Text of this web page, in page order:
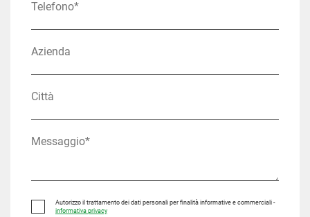
Autorizzo il trattamento dei dati personali per finalità informative e commerciali -
informativa privacy